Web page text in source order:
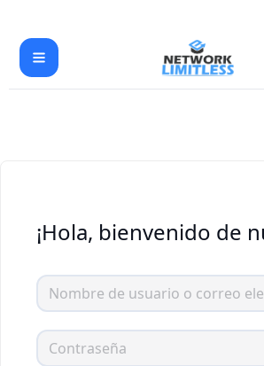
Ir
al
contenido
¡Hola, bienvenido de